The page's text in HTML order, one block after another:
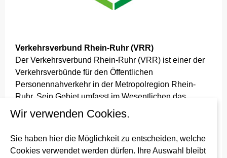
Verkehrsverbund Rhein-Ruhr (VRR)
Der Verkehrsverbund Rhein-Ruhr (VRR) ist einer der
Verkehrsverbünde für den Öffentlichen
Personennahverkehr in der Metropolregion Rhein-
Ruhr. Sein Gebiet umfasst im Wesentlichen das
Ruhrgebiet, Teile des Niederrheins, des Bergischen
Wir verwenden Cookies.
Sie haben hier die Möglichkeit zu entscheiden, welche
Cookies verwendet werden dürfen. Ihre Auswahl bleibt